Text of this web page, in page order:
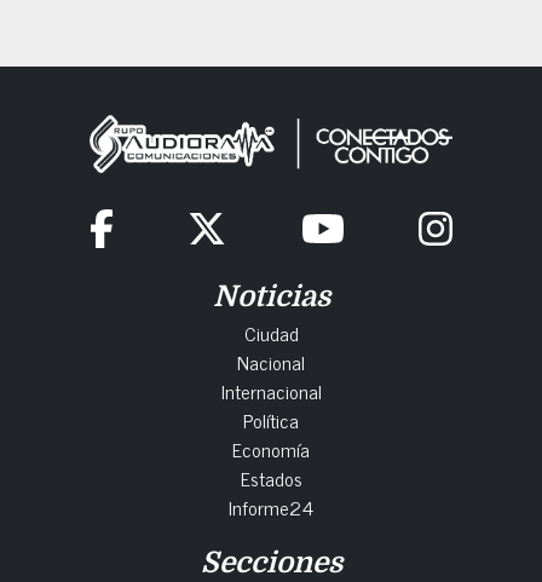
Noticias
Ciudad
Nacional
Internacional
Política
Economía
Estados
Informe24
Secciones